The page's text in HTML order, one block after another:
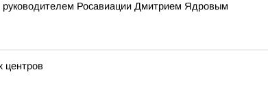
Росавиации Дмитрием Ядровым
центров